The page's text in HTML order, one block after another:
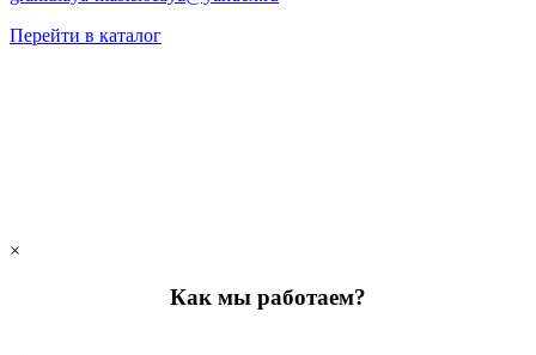
Перейти в каталог
×
Как мы работаем?